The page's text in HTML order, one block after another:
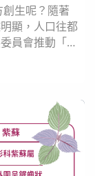
生呢？隨著
顯，人口往都
員會推動「地
人」資源優
本，結合新
灣的根基產
的農作物，...